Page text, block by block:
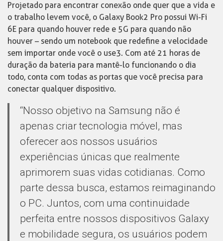
Projetado para encontrar conexão onde quer que a vida e
o trabalho levem você, o Galaxy Book2 Pro possui Wi-Fi
6E para quando houver rede e 5G para quando não
houver – sendo um notebook que redefine a velocidade
sem importar onde você o use3. Com até 21 horas de
duração da bateria para mantê-lo funcionando o dia
todo, conta com todas as portas que você precisa para
conectar qualquer dispositivo.
“Nosso objetivo na Samsung não é
apenas criar tecnologia móvel, mas
oferecer aos nossos usuários
experiências únicas que realmente
aprimorem suas vidas cotidianas. Como
parte dessa busca, estamos reimaginando
o PC. Juntos, com uma continuidade
perfeita entre nossos dispositivos Galaxy
e mobilidade segura, os usuários podem